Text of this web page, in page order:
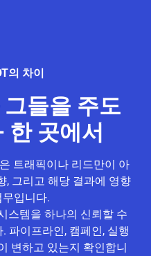
의 차이
들을 주도
한 곳에서
트래픽이나 리드만이 아
, 그리고 해당 결과에 영향
입니다.
스템을 하나의 신뢰할 수
파이프라인, 캠페인, 실행
변하고 있는지 확인합니